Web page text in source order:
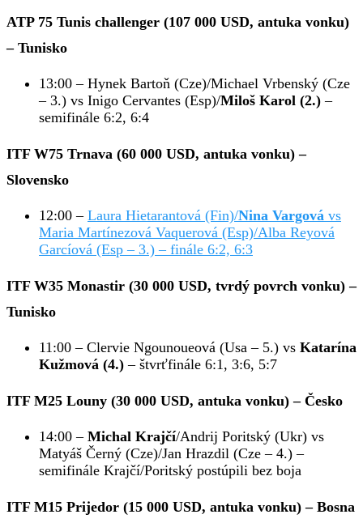
ATP 75 Tunis challenger (107 000 USD, antuka vonku)
– Tunisko
13:00 – Hynek Bartoň (Cze)/Michael Vrbenský (Cze
– 3.) vs Inigo Cervantes (Esp)/Miloš Karol (2.) –
semifinále 6:2, 6:4
ITF W75 Trnava (60 000 USD, antuka vonku) –
Slovensko
12:00 – Laura Hietarantová (Fin)/Nina Vargová vs
Maria Martínezová Vaquerová (Esp)/Alba Reyová
Garcíová (Esp – 3.) – finále 6:2, 6:3
ITF W35 Monastir (30 000 USD, tvrdý povrch vonku) –
Tunisko
11:00 – Clervie Ngounoueová (Usa – 5.) vs Katarína
Kužmová (4.) – štvrťfinále 6:1, 3:6, 5:7
ITF M25 Louny (30 000 USD, antuka vonku) – Česko
14:00 – Michal Krajčí/Andrij Poritský (Ukr) vs
Matyáš Černý (Cze)/Jan Hrazdil (Cze – 4.) –
semifinále Krajčí/Poritský postúpili bez boja
ITF M15 Prijedor (15 000 USD, antuka vonku) – Bosna